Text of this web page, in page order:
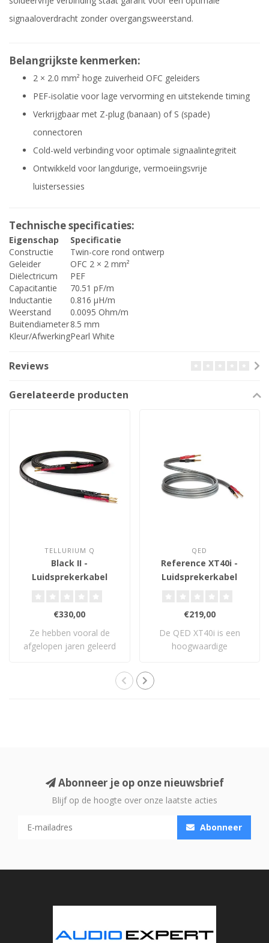
signaaloverdracht zonder overgangsweerstand.
Belangrijkste kenmerken:
2 × 2.0 mm² hoge zuiverheid OFC geleiders
PEF-isolatie voor lage vervorming en uitstekende timing
Verkrijgbaar met Z-plug (banaan) of S (spade)
connectoren
Cold-weld verbinding voor optimale signaalintegriteit
Ontwikkeld voor langdurige, vermoeiingsvrije
luistersessies
Technische specificaties:
Eigenschap
Specificatie
Constructie
Twin-core rond ontwerp
Geleider
OFC 2 × 2 mm²
Diëlectricum
PEF
Capacitantie
70.51 pF/m
Inductantie
0.816 µH/m
Weerstand
0.0095 Ohm/m
Buitendiameter8.5 mm
Kleur/AfwerkingPearl White
Reviews
Gerelateerde producten
TELLURIUM Q
Black II -
Luidsprekerkabel
€330,00
Ze hebben vooral de
afgelopen jaren geleerd
QED
Reference XT40i -
Luidsprekerkabel
€219,00
De QED XT40i is een
hoogwaardige
Abonneer je op onze nieuwsbrief
Blijf op de hoogte over onze laatste acties
Abonneer